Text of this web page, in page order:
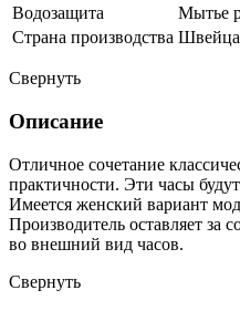
Водозащита
Мытье
Страна производства
Свернуть
Описание
Отличное сочетание
практичности. Эти часы
Имеется женский вариант
Производитель оставляет за
во внешний вид часов.
Свернуть